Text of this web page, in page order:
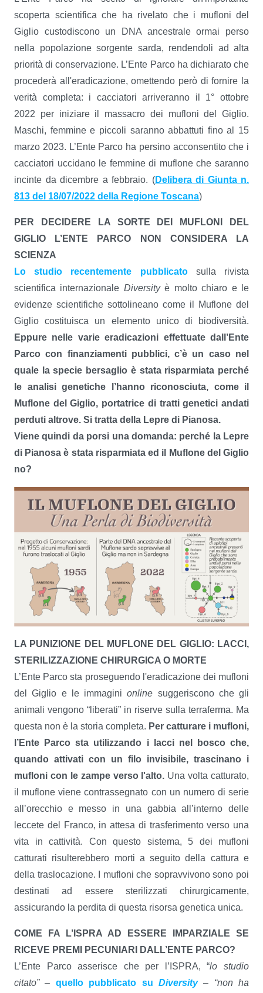
scoperta scientifica che ha rivelato che i mufloni del
Giglio custodiscono un DNA ancestrale ormai perso
nella popolazione sorgente sarda, rendendoli ad alta
priorità di conservazione. L’Ente Parco ha dichiarato che
procederà all'eradicazione, omettendo però di fornire la
verità completa: i cacciatori arriveranno il 1° ottobre
2022 per iniziare il massacro dei mufloni del Giglio.
Maschi, femmine e piccoli saranno abbattuti fino al 15
marzo 2023. L’Ente Parco ha persino acconsentito che i
cacciatori uccidano le femmine di muflone che saranno
incinte da dicembre a febbraio. (Delibera di Giunta n.
813 del 18/07/2022 della Regione Toscana)
PER DECIDERE LA SORTE DEI MUFLONI DEL
GIGLIO L’ENTE PARCO NON CONSIDERA LA
SCIENZA
Lo studio recentemente pubblicatosulla rivista
scientifica internazionale Diversityè molto chiaro e le
evidenze scientifiche sottolineano come il Muflone del
Giglio costituisca un elemento unico di biodiversità.
Eppure nelle varie eradicazioni effettuate dall’Ente
Parco con finanziamenti pubblici, c’è un caso nel
quale la specie bersaglio è stata risparmiata perché
le analisi genetiche l’hanno riconosciuta, come il
Muflone del Giglio, portatrice di tratti genetici andati
perduti altrove. Si tratta della Lepre di Pianosa.
Viene quindi da porsi una domanda: perché la Lepre
di Pianosa è stata risparmiata ed il Muflone del Giglio
no?
LA PUNIZIONE DEL MUFLONE DEL GIGLIO: LACCI,
STERILIZZAZIONE CHIRURGICA O MORTE
L’Ente Parco sta proseguendo l'eradicazione dei mufloni
del Giglio e le immaginionline suggeriscono che gli
animali vengono “liberati” in riserve sulla terraferma. Ma
questa non è la storia completa. Per catturare i mufloni,
l’Ente Parco sta utilizzando i lacci nel bosco che,
quando attivati con un filo invisibile, trascinano i
mufloni con le zampe verso l'alto. Una volta catturato,
il muflone viene contrassegnato con un numero di serie
all’orecchio e messo in una gabbia all’interno delle
leccete del Franco, in attesa di trasferimento verso una
vita in cattività. Con questo sistema, 5 dei mufloni
catturati risulterebbero morti a seguito della cattura e
della traslocazione. I mufloni che sopravvivono sono poi
destinati ad essere sterilizzati chirurgicamente,
assicurando la perdita di questa risorsa genetica unica.
COME FA L’ISPRA AD ESSERE IMPARZIALE SE
RICEVE PREMI PECUNIARI DALL’ENTE PARCO?
L’Ente Parco asserisce che per l’ISPRA, “lo studio
citato”– quello pubblicato su Diversity– “non ha